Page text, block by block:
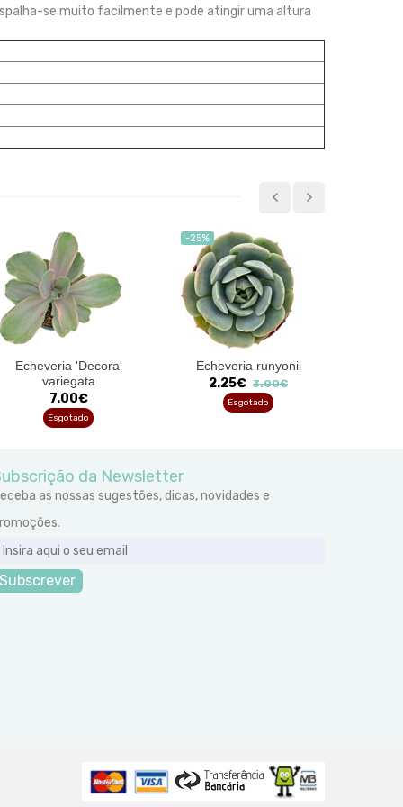
se muito facilmente e pode atingir uma altura
Echeveria 'Decora'
variegata
7.00€
Esgotado
-25%
Echeveria runyonii
2.25€ 3.00€
Esgotado
da Newsletter
as nossas sugestões, dicas, novidades e
Subscrever